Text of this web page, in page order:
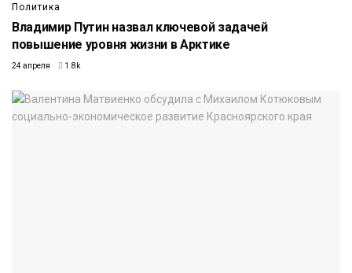
Политика
Владимир Путин назвал ключевой задачей
повышение уровня жизни в Арктике
24 апреля 1.8k